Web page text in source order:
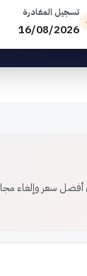
تسجيل المغادرة
16/08/2026
سعر وإلغاء